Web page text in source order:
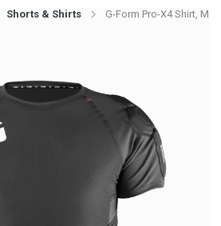
Shorts & Shirts G-Form Pro-X4 Shirt, M